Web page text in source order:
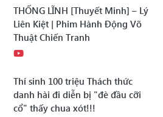
THỐNG LĨNH [Thuyết Minh] – Lý
Liên Kiệt | Phim Hành Động Võ
Thuật Chiến Tranh
Thí sinh 100 triệu Thách thức
danh hài đi diễn bị "đè đầu cỡi
cổ" thấy chua xót!!!